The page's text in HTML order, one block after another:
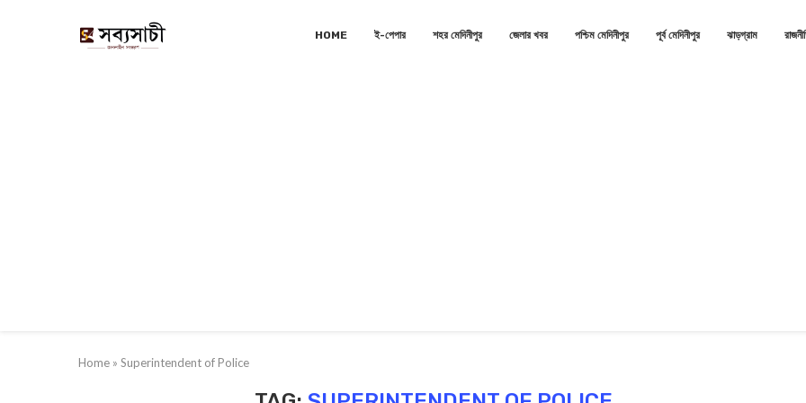
HOME ই-পেপার শহর মেদিনীপুর জেলার খবর পশ্চিম মেদিনীপুর পূর্ব মেদিনীপুর ঝাড়গ্রাম
Home » Superintendent of Police